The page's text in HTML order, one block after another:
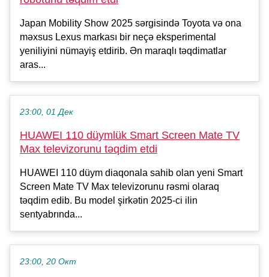
Japan Mobility Show 2025 sərgisində Toyota və ona
məxsus Lexus markası bir neçə eksperimental
yeniliyini nümayiş etdirib. Ən maraqlı təqdimatlar
aras...
23:00, 01 Дек
HUAWEI 110 düymlük Smart Screen Mate TV
Max televizorunu təqdim etdi
HUAWEI 110 düym diaqonala sahib olan yeni Smart
Screen Mate TV Max televizorunu rəsmi olaraq
təqdim edib. Bu model şirkətin 2025-ci ilin
sentyabrında...
23:00, 20 Окт